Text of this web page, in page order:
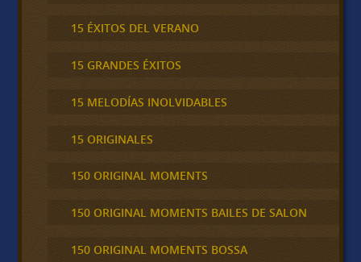
15 ÉXITOS DEL VERANO
15 GRANDES ÉXITOS
15 MELODÍAS INOLVIDABLES
15 ORIGINALES
150 ORIGINAL MOMENTS
150 ORIGINAL MOMENTS BAILES DE SALON
150 ORIGINAL MOMENTS BOSSA